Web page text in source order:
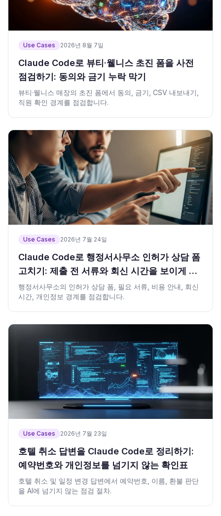
Use Cases 2026년 8월 7일
Claude Code로 뷰티·웰니스 초진 폼을 사전
점검하기: 동의와 금기 누락 막기
뷰티·웰니스 매장의 초진 폼에서 동의, 금기, CSV 내보내기,
직원 확인 경계를 점검합니다.
Use Cases 2026년 7월 24일
Claude Code로 행정서사무소 인허가 상담 폼
고치기: 제출 전 서류와 회신 시간을 보이게 하
기
행정서사무소의 인허가 상담 폼, 필요 서류, 비용 안내, 회신
시간, 개인정보 경계를 점검합니다.
Use Cases 2026년 7월 23일
호텔 취소 답변을 Claude Code로 정리하기:
예약번호와 개인정보를 넘기지 않는 확인표
호텔 취소 및 일정 변경 답변에서 예약번호, 이름, 환불 판단
을 AI에 넘기지 않는 점검 절차.